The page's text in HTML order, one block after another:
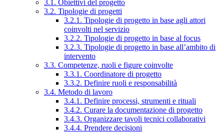
3.1. Obiettivi del progetto
3.2. Tipologie di progetti
3.2.1. Tipologie di progetto in base agli attori
coinvolti nel servizio
3.2.2. Tipologie di progetto in base al focus
3.2.3. Tipologie di progetto in base all’ambito di
intervento
3.3. Competenze, ruoli e figure coinvolte
3.3.1. Coordinatore di progetto
3.3.2. Definire ruoli e responsabilità
3.4. Metodo di lavoro
3.4.1. Definire processi, strumenti e rituali
3.4.2. Curare la documentazione di progetto
3.4.3. Organizzare tavoli tecnici collaborativi
3.4.4. Prendere decisioni